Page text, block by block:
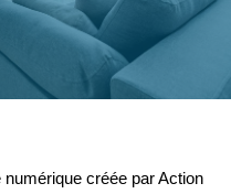
numérique créée par Action